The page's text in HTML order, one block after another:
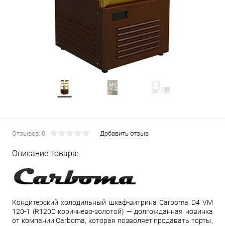
Отзывов: 0 Добавить отзыв
Описание товара:
Кондитерский холодильный шкаф-витрина Carboma D4 VM
120-1 (R120C коричнево-золотой) — долгожданная новинка
от компании Carboma, которая позволяет продавать торты,